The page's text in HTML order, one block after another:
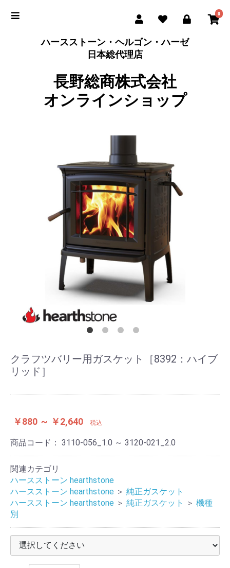
0
ハースストーン・ヘルゴン・ハーゼ
日本総代理店
長野総商株式会社
オンラインショップ
クラフツバリー用ガスケット［8392：ハイブ
リッド］
￥880 ～ ￥2,640 税込
商品コード： 3110-056_1.0 ～ 3120-021_2.0
関連カテゴリ
ハースストーン hearthstone
ハースストーン hearthstone ＞ 純正ガスケット
ハースストーン hearthstone ＞ 純正ガスケット ＞ 機種
別